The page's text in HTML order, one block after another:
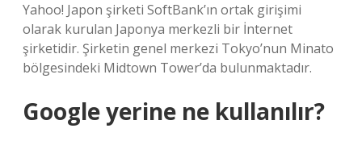
Yahoo! Japon şirketi SoftBank’ın ortak girişimi
olarak kurulan Japonya merkezli bir İnternet
şirketidir. Şirketin genel merkezi Tokyo’nun Minato
bölgesindeki Midtown Tower’da bulunmaktadır.
Google yerine ne kullanılır?